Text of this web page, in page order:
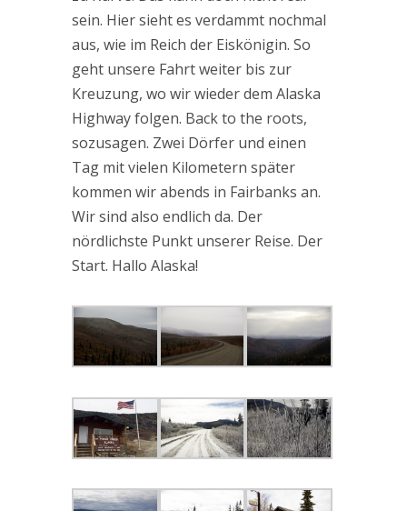
sein. Hier sieht es verdammt nochmal
aus, wie im Reich der Eiskönigin. So
geht unsere Fahrt weiter bis zur
Kreuzung, wo wir wieder dem Alaska
Highway folgen. Back to the roots,
sozusagen. Zwei Dörfer und einen
Tag mit vielen Kilometern später
kommen wir abends in Fairbanks an.
Wir sind also endlich da. Der
nördlichste Punkt unserer Reise. Der
Start. Hallo Alaska!